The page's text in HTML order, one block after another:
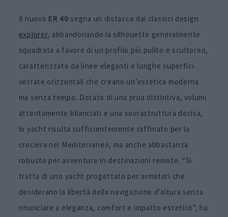
Il nuovo ER 40 segna un distacco dai classici design
explorer, abbandonando la silhouette generalmente
squadrata a favore di un profilo più pulito e scultoreo,
caratterizzato da linee eleganti e lunghe superfici
vetrate orizzontali che creano un’estetica moderna
ma senza tempo. Dotato di una prua distintiva, volumi
attentamente bilanciati e una sovrastruttura decisa,
lo yacht risulta sufficientemente raffinato per la
crociera nel Mediterraneo, ma anche abbastanza
robusto per avventure in destinazioni remote. “Si
tratta di uno yacht progettato per armatori che
desiderano la libertà della navigazione d’altura senza
rinunciare a eleganza, comfort e impatto estetico”, ha